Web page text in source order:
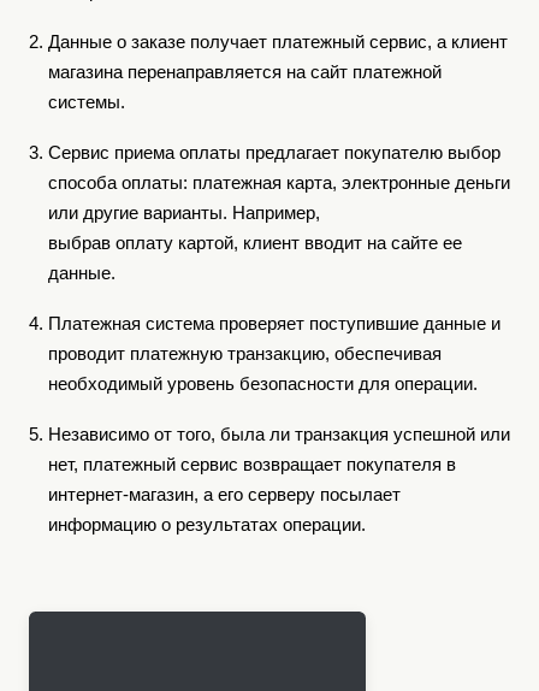
Данные о заказе получает платежный сервис, а клиент
магазина перенаправляется на сайт платежной
системы.
Сервис приема оплаты предлагает покупателю выбор
способа оплаты: платежная карта, электронные деньги
или другие варианты. Например,
выбрав оплату картой, клиент вводит на сайте ее
данные.
Платежная система проверяет поступившие данные и
проводит платежную транзакцию, обеспечивая
необходимый уровень безопасности для операции.
Независимо от того, была ли транзакция успешной или
нет, платежный сервис возвращает покупателя в
интернет-магазин, а его серверу посылает
информацию о результатах операции.